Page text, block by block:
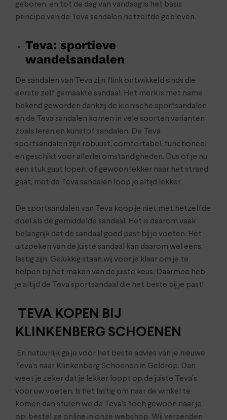
geboren, en tot de dag van vandaag is het basis
principe van de Teva sandalen hetzelfde gebleven.
Teva: sportieve
wandelsandalen
De sandalen van Teva zijn flink ontwikkeld sinds die
eerste zelf gemaakte sandaal. Het merk is met name
bekend geworden dankzij de iconische sportsandalen
en de Teva sandalen komen in vele soorten varianten
zoals leren en kunstof sandalen. De Teva
sportsandalen zijn robuust, comfortabel, functioneel
en geschikt voor allerlei omstandigheden. Dus of je nu
een stuk gaat lopen, of gewoon lekker naar het strand
gaat, met de Teva sandalen loop je altijd lekker.
De sportsandalen van Teva koop je niet met hetzelfde
doel als de gemiddelde sandaal. Het is daarom vaak
belangrijk dat de sandaal goed past bij je voeten. Het
uitzoeken van de juiste sandaal kan daarom wel eens
lastig zijn. Gelukkig staan wij voor je klaar om je te
helpen bij het maken van de juiste keus. Daarmee heb
je altijd de Teva sportsandaal die het beste bij je past!
TEVA KOPEN BIJ
KLINKENBERG SCHOENEN
En natuurlijk ga je voor het beste advies van je nieuwe
Teva’s naar Klinkenberg Schoenen in Geldrop. Dan
weet je zeker dat je lekker loopt op de juiste Teva’s
voor uw voeten. Is het lastig om naar de winkel te
komen dan sturen we de Teva’s toch gewoon naar je
op: bestel ze online in onze webshop. Wij verzenden